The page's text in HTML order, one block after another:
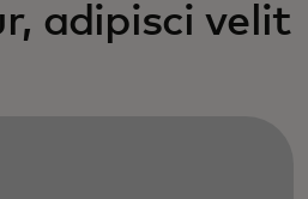
adipisci velit